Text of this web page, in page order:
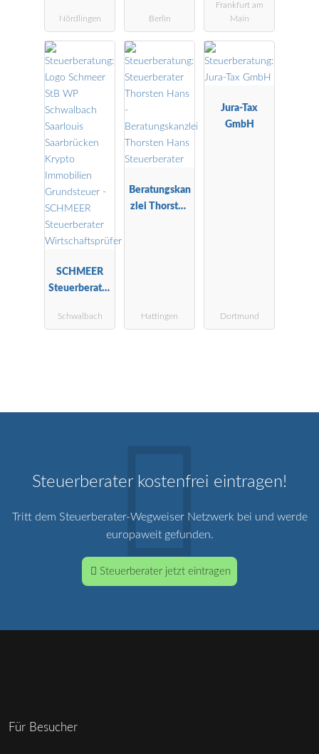
Nördlingen Berlin
PartG mbB
Frankfurt am
Main
SCHMEER
Steuerberater
üfer
Schwalbach
Beratungskan
zlei Thorsten
Hattingen
Jura-Tax
GmbH
Dortmund
Steuerberater kostenfrei eintragen!
Tritt dem Steuerberater-Wegweiser Netzwerk bei und werde
europaweit gefunden.
Steuerberater jetzt eintragen
Für Besucher